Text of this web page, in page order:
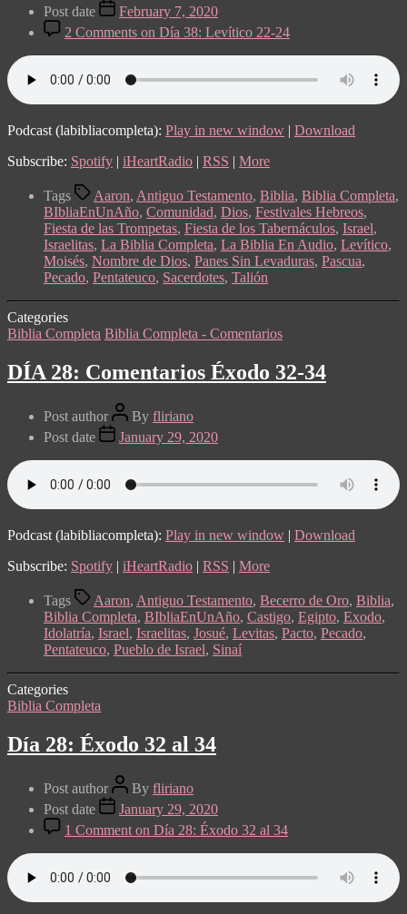
Post date
February 7, 2020
2 Comments on Día 38: Levítico 22-24
Podcast (labibliacompleta): Play in new window | Download
Subscribe: Spotify | iHeartRadio | RSS | More
Tags Aaron, Antiguo Testamento, Biblia, Biblia Completa,
BIbliaEnUnAño, Comunidad, Dios, Festivales Hebreos,
Fiesta de las Trompetas, Fiesta de los Tabernáculos, Israel,
Israelitas, La Biblia Completa, La Biblia En Audio, Levítico,
Moisés, Nombre de Dios, Panes Sin Levaduras, Pascua,
Pecado, Pentateuco, Sacerdotes, Talión
Categories
Biblia Completa Biblia Completa - Comentarios
DÍA 28: Comentarios Éxodo 32-34
Post author By fliriano
Post date
January 29, 2020
Podcast (labibliacompleta): Play in new window | Download
Subscribe: Spotify | iHeartRadio | RSS | More
Tags Aaron, Antiguo Testamento, Becerro de Oro, Biblia,
Biblia Completa, BIbliaEnUnAño, Castigo, Egipto, Exodo,
Idolatría, Israel, Israelitas, Josué, Levitas, Pacto, Pecado,
Pentateuco, Pueblo de Israel, Sinaí
Categories
Biblia Completa
Día 28: Éxodo 32 al 34
Post author By fliriano
Post date
January 29, 2020
1 Comment on Día 28: Éxodo 32 al 34